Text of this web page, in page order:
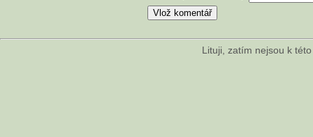
Lituji, zatím nejsou k